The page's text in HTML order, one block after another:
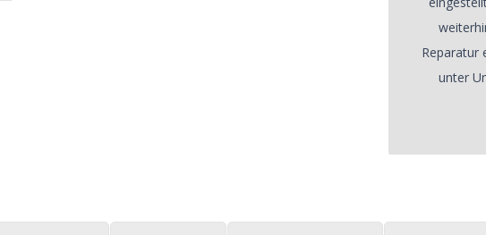
Reparatur
unter